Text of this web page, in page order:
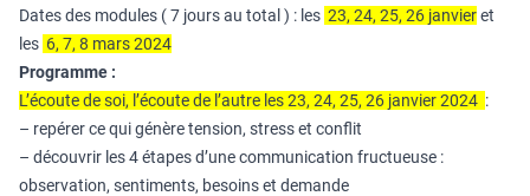
Dates des modules ( 7 jours au total ) : les 23, 24, 25, 26 janvieret
les 6, 7, 8 mars 2024
Programme :
L’écoute de soi, l’écoute de l’autre les 23, 24, 25, 26 janvier 2024 :
– repérer ce qui génère tension, stress et conflit
– découvrir les 4 étapes d’une communication fructueuse :
observation, sentiments, besoins et demande